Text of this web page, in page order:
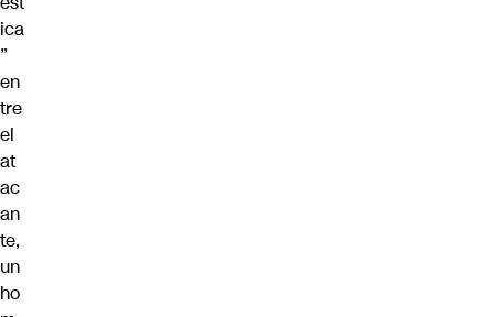
ica
”
en
tre
el
at
ac
an
te,
un
ho